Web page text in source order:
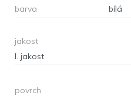
barva bílá
jakost
I. jakost
povrch